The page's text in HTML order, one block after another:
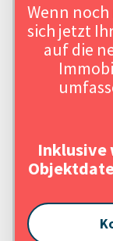
Wenn
sich jetzt
auf die
Inklusive